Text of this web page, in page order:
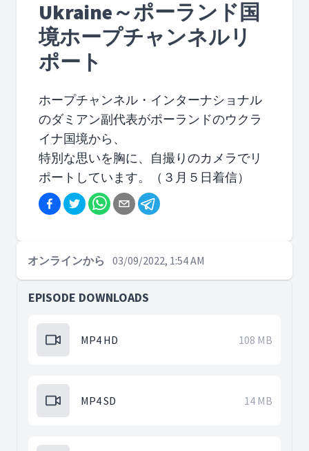
Ukraine～ポーランド国
境ホープチャンネルリ
ポート
ホープチャンネル・インターナショナル
のダミアン副代表がポーランドのウクラ
イナ国境から、
特別な思いを胸に、自撮りのカメラでリ
ポートしています。（３月５日着信）
オンラインから 03/09/2022, 1:54 AM
EPISODE DOWNLOADS
MP4 HD 108 MB
MP4 SD 14 MB